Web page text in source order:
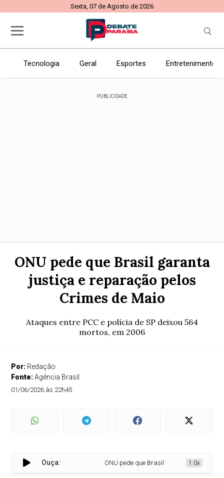
Sexta, 07 de Agosto de 2026
Tecnologia Geral Esportes Entretenimento
PUBLICIDADE
ONU pede que Brasil garanta
justiça e reparação pelos
Crimes de Maio
Ataques entre PCC e polícia de SP deixou 564
mortos, em 2006
Por: Redação
Fonte:Agência Brasil
01/06/2026 às 22h45
Ouça: ONU pede que Brasil garanta justiça e
1.0x